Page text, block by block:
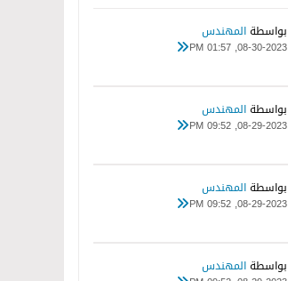
بواسطةالمهندس
08-30-2023, 01:57 PM
بواسطةالمهندس
08-29-2023, 09:52 PM
بواسطةالمهندس
08-29-2023, 09:52 PM
بواسطةالمهندس